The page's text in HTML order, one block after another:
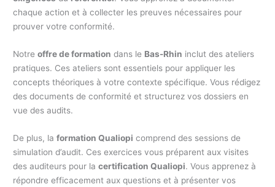
chaque action et à collecter les preuves nécessaires pour
prouver votre conformité.
Notreoffre de formation dans le Bas-Rhin inclut des ateliers
pratiques. Ces ateliers sont essentiels pour appliquer les
concepts théoriques à votre contexte spécifique. Vous rédigez
des documents de conformité et structurez vos dossiers en
vue des audits.
De plus, laformation Qualiopi comprend des sessions de
simulation d’audit. Ces exercices vous préparent aux visites
des auditeurs pour lacertification Qualiopi. Vous apprenez à
répondre efficacement aux questions et à présenter vos